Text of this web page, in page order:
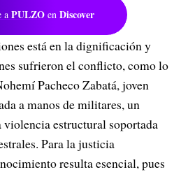
a PULZO en Discover
está en la dignificación y
sufrieron el conflicto, como lo
Pacheco Zabatá, joven
a manos de militares, un
estructural soportada
Para la justicia
resulta esencial, pues